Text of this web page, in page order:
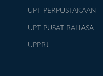
UPT PERPUSTAKAAN
UPT PUSAT BAHASA
UPPBJ